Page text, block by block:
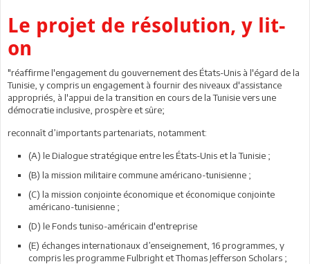
Le projet de résolution, y lit-
on
"réaffirme l'engagement du gouvernement des États-Unis à l'égard de la
Tunisie, y compris un engagement à fournir des niveaux d'assistance
appropriés, à l'appui de la transition en cours de la Tunisie vers une
démocratie inclusive, prospère et sûre;
reconnaît d’importants partenariats, notamment:
(A) le Dialogue stratégique entre les États-Unis et la Tunisie ;
(B) la mission militaire commune américano-tunisienne ;
(C) la mission conjointe économique et économique conjointe
américano-tunisienne ;
(D) le Fonds tuniso-américain d'entreprise
(E) échanges internationaux d’enseignement, 16 programmes, y
compris les programme Fulbright et Thomas Jefferson Scholars ;